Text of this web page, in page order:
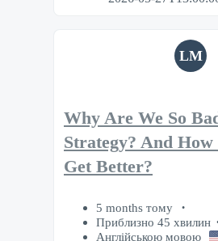
LM
Why Are We So
Strategy? And How
Get Better?
5 months тому
Приблизно 45 хвилин
Англійською мовою